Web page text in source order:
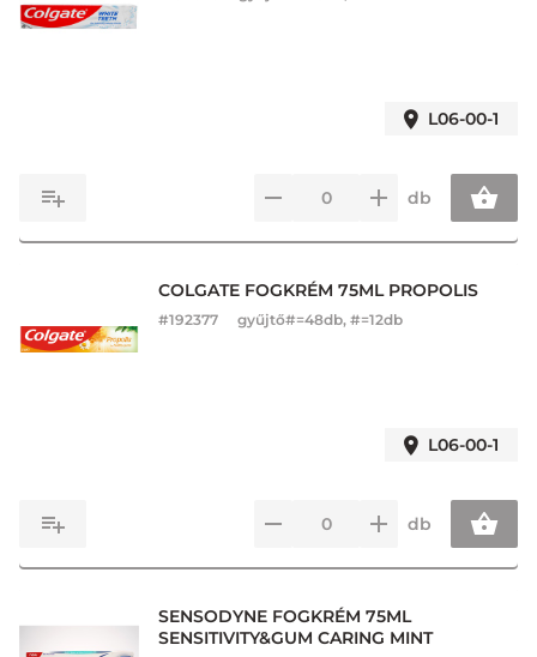
L06-00-1
db
COLGATE FOGKRÉM 75ML PROPOLIS
#192377 gyűjtő#=48db, #=12db
L06-00-1
db
SENSODYNE FOGKRÉM 75ML
SENSITIVITY&GUM CARING MINT